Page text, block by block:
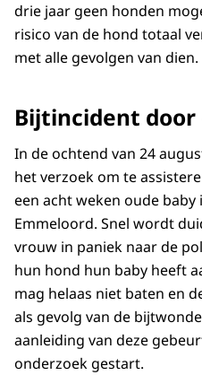
drie jaar geen honden
risico van de hond totaal
met alle gevolgen van dien.
Bijtincident door
In de ochtend van 24
het verzoek om te
een acht weken oude
Emmeloord. Snel wordt
vrouw in paniek naar de
hun hond hun baby heeft
mag helaas niet baten en
als gevolg van de
aanleiding van deze
onderzoek gestart.